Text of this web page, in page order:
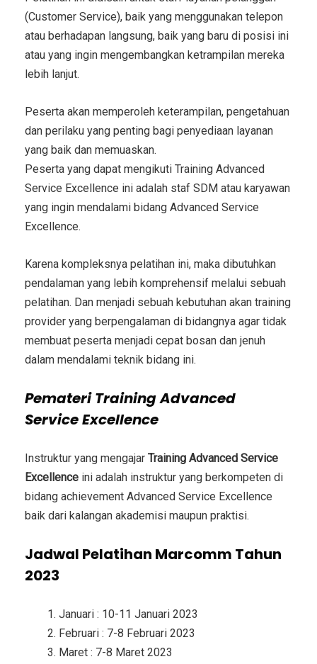
(Customer Service), baik yang menggunakan telepon
atau berhadapan langsung, baik yang baru di posisi ini
atau yang ingin mengembangkan ketrampilan mereka
lebih lanjut.
Peserta akan memperoleh keterampilan, pengetahuan
dan perilaku yang penting bagi penyediaan layanan
yang baik dan memuaskan.
Peserta yang dapat mengikuti Training Advanced
Service Excellence ini adalah staf SDM atau karyawan
yang ingin mendalami bidang Advanced Service
Excellence.
Karena kompleksnya pelatihan ini, maka dibutuhkan
pendalaman yang lebih komprehensif melalui sebuah
pelatihan. Dan menjadi sebuah kebutuhan akan training
provider yang berpengalaman di bidangnya agar tidak
membuat peserta menjadi cepat bosan dan jenuh
dalam mendalami teknik bidang ini.
PemateriTraining Advanced
Service Excellence
Instruktur yang mengajar Training Advanced Service
Excellence ini adalah instruktur yang berkompeten di
bidang achievement Advanced Service Excellence
baik dari kalangan akademisi maupun praktisi.
Jadwal Pelatihan Marcomm Tahun
2023
Januari : 10-11 Januari 2023
Februari : 7-8 Februari 2023
Maret : 7-8 Maret 2023